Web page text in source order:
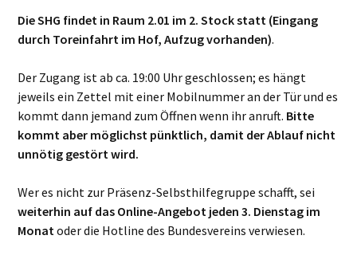
Die SHG findet in Raum 2.01 im 2. Stock statt (Eingang
durch Toreinfahrt im Hof, Aufzug vorhanden).
Der Zugang ist ab ca. 19:00 Uhr geschlossen; es hängt
jeweils ein Zettel mit einer Mobilnummer an der Tür und es
kommt dann jemand zum Öffnen wenn ihr anruft. Bitte
kommt aber möglichst pünktlich, damit der Ablauf nicht
unnötig gestört wird.
Wer es nicht zur Präsenz-Selbsthilfegruppe schafft, sei
weiterhin auf das Online-Angebot jeden 3. Dienstag im
Monatoder die Hotline des Bundesvereins verwiesen.